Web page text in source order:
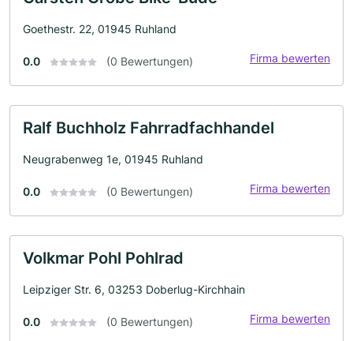
Goethestr. 22, 01945 Ruhland
0.0 (0 Bewertungen) Firma bewerten
Ralf Buchholz Fahrradfachhandel
Neugrabenweg 1e, 01945 Ruhland
0.0 (0 Bewertungen) Firma bewerten
Volkmar Pohl Pohlrad
Leipziger Str. 6, 03253 Doberlug-Kirchhain
0.0 (0 Bewertungen) Firma bewerten